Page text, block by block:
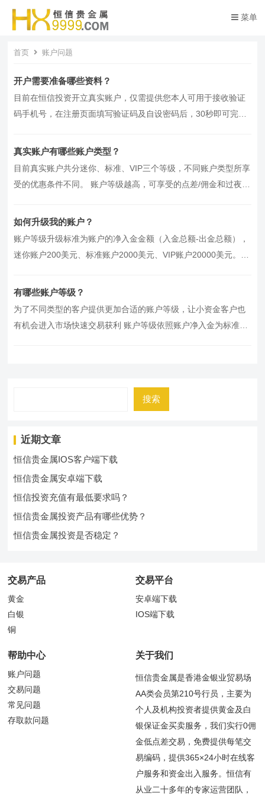
菜单
首页 账户问题
开户需要准备哪些资料？
目前在恒信投资开立真实账户，仅需提供您本人可用于接收验证
码手机号，在注册页面填写验证码及自设密码后，30秒即可完成
真实账户有哪些账户类型？
目前真实账户共分迷你、标准、VIP三个等级，不同账户类型所享
受的优惠条件不同。 账户等级越高，可享受的点差/佣金和过夜利
如何升级我的账户？
账户等级升级标准为账户的净入金金额（入金总额-出金总额），
迷你账户200美元、标准账户2000美元、VIP账户20000美元。
有哪些账户等级？
为了不同类型的客户提供更加合适的账户等级，让小资金客户也
有机会进入市场快速交易获利 账户等级依照账户净入金为标准，
搜索
近期文章
恒信贵金属IOS客户端下载
恒信贵金属安卓端下载
恒信投资充值有最低要求吗？
恒信贵金属投资产品有哪些优势？
恒信贵金属投资是否稳定？
交易产品
黄金
白银
铜
交易平台
安卓端下载
IOS端下载
帮助中心
账户问题
交易问题
常见问题
存取款问题
关于我们
恒信贵金属是香港金银业贸易场
AA类会员第210号行员，主要为
个人及机构投资者提供黄金及白
银保证金买卖服务，我们实行0佣
金低点差交易，免费提供每笔交
易编码，提供365×24小时在线客
户服务和资金出入服务。恒信有
从业二十多年的专家运营团队，